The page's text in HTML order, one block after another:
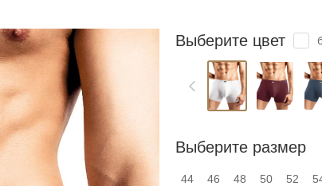
Выберите цвет
Выберите размер
44 46 48 50 52